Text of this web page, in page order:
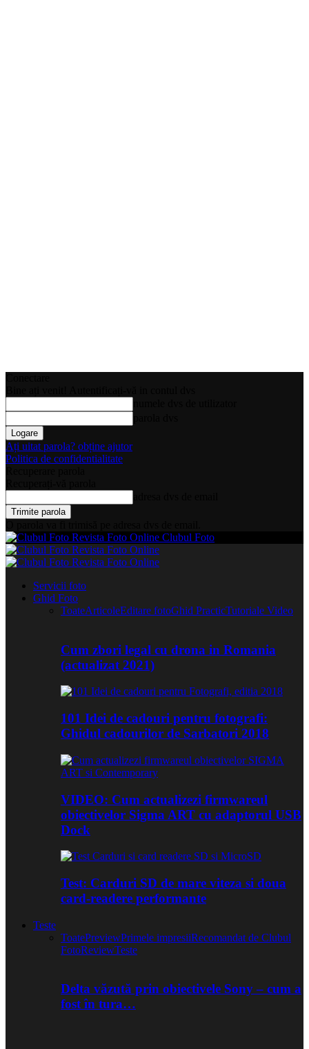
Ați uitat parola? obține ajutor
Politica de confidentialitate
Clubul Foto
Servicii foto
Ghid Foto
ToateArticoleEditare fotoGhid PracticTutoriale Video
Cum zbori legal cu drona in Romania
(actualizat 2021)
101 Idei de cadouri pentru fotografi:
Ghidul cadourilor de Sarbatori 2018
VIDEO: Cum actualizezi firmwareul
obiectivelor Sigma ART cu adaptorul USB
Dock
Test: Carduri SD de mare viteza si doua
card-readere performante
Teste
ToatePreviewPrimele impresiiRecomandat de Clubul
FotoReviewTeste
Delta văzută prin obiectivele Sony – cum a
fost în tura…